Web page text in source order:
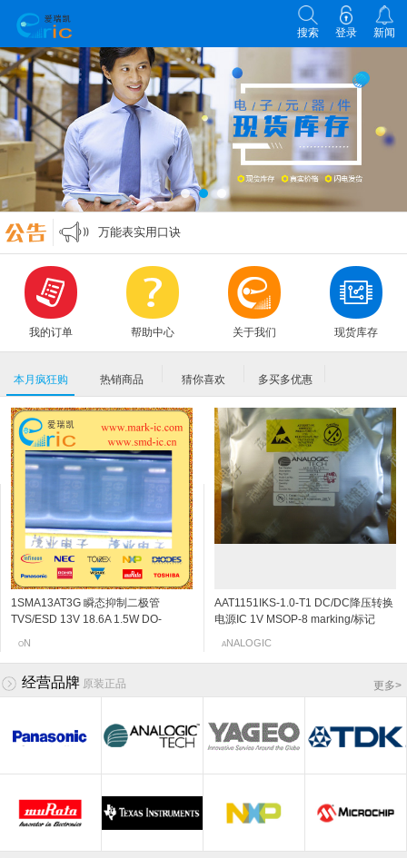
新闻
登录
搜索
各类电子元器件选型原则
零欧姆电阻的作用
万能表实用口诀
各类电子元器件选型原则
零欧姆电阻的作用
我的订单 帮助中心 关于我们 现货库存
本月疯狂购 热销商品 猜你喜欢 多买多优惠
1SMA13AT3G 瞬态抑制二极管
TVS/ESD 13V 18.6A 1.5W DO-
ON
AAT1151IKS-1.0-T1 DC/DC降压转换
电源IC 1V MSOP-8 marking/标记
ANALOGIC
2SC5108-Y NPN三极管 20V 30mA
6Ghz 120~240 SOT-523/SSM
TOSHIBA
2SC4666 NPN三极管 50V
150mA/0.15A 250MHz 600~3600
TOSHIBA
磁珠 BLM21P220SGPTM00-
954(BLM21PG220SH1D) 0805-220
MURATA
表面贴装的金属陶瓷微调电位器 ST-
4ETB102 1KΩ/Ohm 5X5-1K
COPAL
2SK3230 N沟道结型场效应管 20v
0.06~0.11mA SOT-523 marking/标记
NEC
2SK198-Q N沟道结型场效应管 30v
2~6mA SOT-23 marking/标记 10Q 低
Panasonic
更多>
经营品牌 原装正品